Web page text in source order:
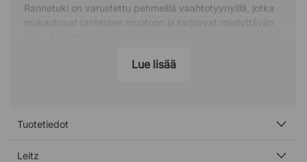
Rannetuki on varustettu pehmeillä vaahtotyynyillä, jotka
mukautuvat ranteiden muotoon ja tarjoavat miellyttävän
työpisteisiin. Näin löydät ranteille luonnollisen ja mukavan
Lue lisää
Tuotetiedot
Leitz